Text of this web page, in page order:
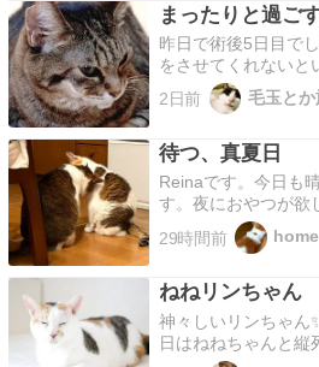
い。- - -ちょっと大
が、なん…
まったりと過ご
昨日で術後5日目で
をさせてくれないと
のすごい勢いで逃げ
感じは化膿している
たくさん飲んでいま
箇所は毛を刈っ…
2日前 毛玉と
待つ、真夏日
Reinaです。今日も
す。夜におやつが欲
と、チャカも着いて
を貰えますからね。
らです。すっかり寝
ないんです。…
29時間前
ねねリンちゃん
神々しいリンちゃん
日はねねちゃんと縦